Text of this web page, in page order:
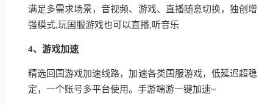
满足多需求场景，音视频、游戏、直播随意切换，独创增
强模式,玩国服游戏也可以直播,听音乐
4、游戏加速
精选回国游戏加速线路，加速各类国服游戏，低延迟超稳
定，一个账号多平台使用。手游端游一键加速~